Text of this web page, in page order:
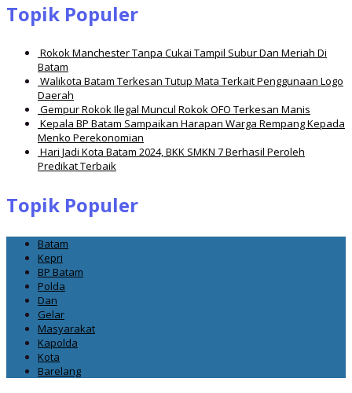
Topik Populer
Rokok Manchester Tanpa Cukai Tampil Subur Dan Meriah Di
Batam
Walikota Batam Terkesan Tutup Mata Terkait Penggunaan Logo
Daerah
Gempur Rokok Ilegal Muncul Rokok OFO Terkesan Manis
Kepala BP Batam Sampaikan Harapan Warga Rempang Kepada
Menko Perekonomian
Hari Jadi Kota Batam 2024, BKK SMKN 7 Berhasil Peroleh
Predikat Terbaik
Topik Populer
Batam
Kepri
BP Batam
Polda
Dan
Gelar
Masyarakat
Kapolda
Kota
Barelang